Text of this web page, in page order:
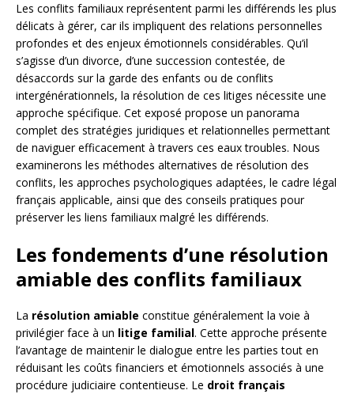
Les conflits familiaux représentent parmi les différends les plus
délicats à gérer, car ils impliquent des relations personnelles
profondes et des enjeux émotionnels considérables. Qu’il
s’agisse d’un divorce, d’une succession contestée, de
désaccords sur la garde des enfants ou de conflits
intergénérationnels, la résolution de ces litiges nécessite une
approche spécifique. Cet exposé propose un panorama
complet des stratégies juridiques et relationnelles permettant
de naviguer efficacement à travers ces eaux troubles. Nous
examinerons les méthodes alternatives de résolution des
conflits, les approches psychologiques adaptées, le cadre légal
français applicable, ainsi que des conseils pratiques pour
préserver les liens familiaux malgré les différends.
Les fondements d’une résolution
amiable des conflits familiaux
La résolution amiable constitue généralement la voie à
privilégier face à un litige familial. Cette approche présente
l’avantage de maintenir le dialogue entre les parties tout en
réduisant les coûts financiers et émotionnels associés à une
procédure judiciaire contentieuse. Le droit français